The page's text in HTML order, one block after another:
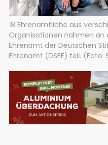
18 Ehrenamtliche aus
Organisationen nahmen
Ehrenamt der Deutschen
Ehrenamt (DSEE) teil. (Foto: